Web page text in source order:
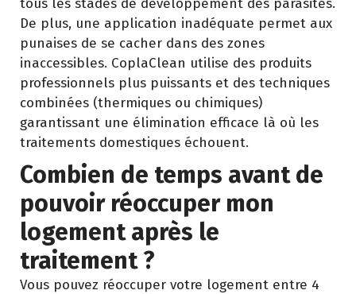
tous les stades de développement des parasites.
De plus, une application inadéquate permet aux
punaises de se cacher dans des zones
inaccessibles. CoplaClean utilise des produits
professionnels plus puissants et des techniques
combinées (thermiques ou chimiques)
garantissant une élimination efficace là où les
traitements domestiques échouent.
Combien de temps avant de
pouvoir réoccuper mon
logement après le
traitement ?
Vous pouvez réoccuper votre logement entre 4